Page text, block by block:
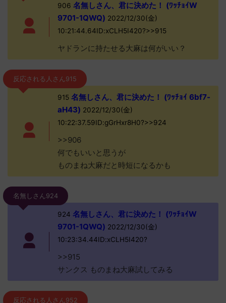
906 名無しさん、君に決めた！ (ﾜｯﾁｮｲW
9701-1QWQ) 2022/12/30(金)
10:21:44.64ID:xCLH5I420?>>915
ヤドランに持たせる大麻は何がいい？
反応される人さん915
915名無しさん、君に決めた！ (ﾜｯﾁｮｲ 6bf7-
aH43) 2022/12/30(金)
10:22:37.59ID:gGrHxr8H0?>>924
>>906
何でもいいと思うが
ものまね大麻だと時短になるかも
名無しさん924
924 名無しさん、君に決めた！ (ﾜｯﾁｮｲW
9701-1QWQ) 2022/12/30(金)
10:23:34.44ID:xCLH5I420?
>>915
サンクス ものまね大麻試してみる
反応される人さん952